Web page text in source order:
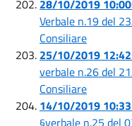
28/10/2019
Verbale n.19 del
Consiliare
25/10/2019
verbale n.26 del
Consiliare
14/10/2019
§verbale n.25 del